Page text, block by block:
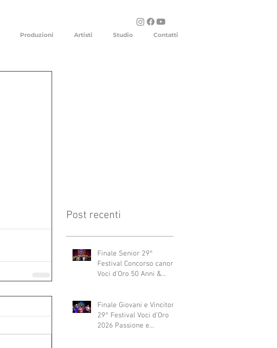
Produzioni Artisti Studio Contatti
Post recenti
Finale Senior 29°
Festival Concorso canoro
Voci d'Oro 50 Anni &
abbracciano"
Finale Giovani e Vincitori
29° Festival Voci d'Oro
2026 Passione e